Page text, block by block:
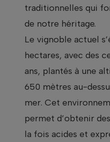
traditionnelles qui
de notre héritage.
Le vignoble actuel
hectares, avec des
ans, plantés à une
650 mètres au-
mer. Cet
permet d’obtenir
la fois acides et